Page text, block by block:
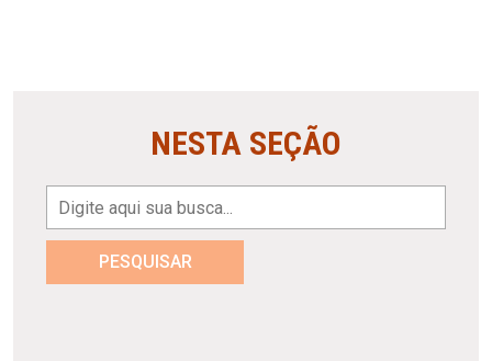
NESTA SEÇÃO
PESQUISAR